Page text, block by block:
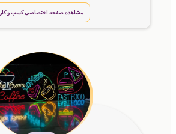
مشاهده صفحه اختصاصی کسب و کار